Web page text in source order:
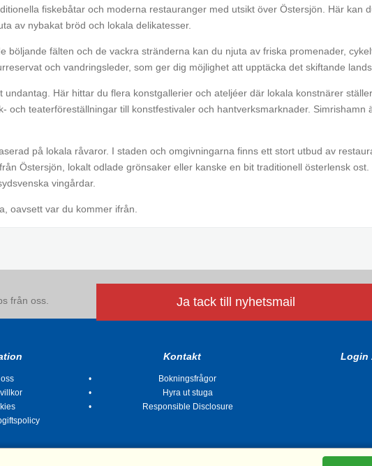
fiskebåtar och moderna restauranger med utsikt över Östersjön. Här kan
av nybakat bröd och lokala delikatesser.
fälten och de vackra stränderna kan du njuta av friska promenader,
och vandringsleder, som ger dig möjlighet att upptäcka det skiftande
Här hittar du flera konstgallerier och ateljéer där lokala konstnärer
teaterföreställningar till konstfestivaler och hantverksmarknader. Simrishamn
på lokala råvaror. I staden och omgivningarna finns ett stort utbud av
Östersjön, lokalt odlade grönsaker eller kanske en bit traditionell österlensk
vingårdar.
oavsett var du kommer ifrån.
från oss. Ja tack till nyhetsmail
Kontakt
Bokningsfrågor
Hyra ut stuga
Responsible Disclosure
Login